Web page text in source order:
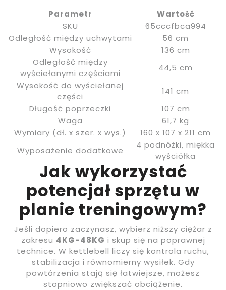
Parametr
Wartość
SKU
65cccfbca994
Odległość między uchwytami
56 cm
Wysokość
136 cm
Odległość między
wyściełanymi częściami
44,5 cm
Wysokość do wyściełanej
części
141 cm
Długość poprzeczki
107 cm
Waga
61,7 kg
Wymiary (dł. x szer. x wys.)
160 x 107 x 211 cm
Wyposażenie dodatkowe
4 podnóżki, miękka
wyściółka
Jak wykorzystać
potencjał sprzętu w
planie treningowym?
Jeśli dopiero zaczynasz, wybierz niższy ciężar z
zakresu 4KG-48KG i skup się na poprawnej
technice. W kettlebell liczy się kontrola ruchu,
stabilizacja i równomierny wysiłek. Gdy
powtórzenia stają się łatwiejsze, możesz
stopniowo zwiększać obciążenie.